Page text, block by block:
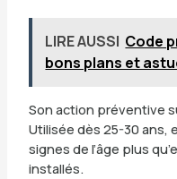
LIRE AUSSI Code
bons plans et
Son action préventive
Utilisée dès 25-30 ans,
signes de l’âge plus
installés.